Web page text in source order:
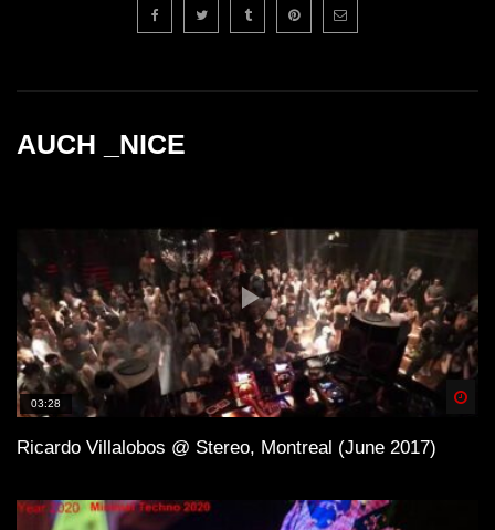
AUCH _NICE
03:28
Ricardo Villalobos @ Stereo, Montreal (June 2017)